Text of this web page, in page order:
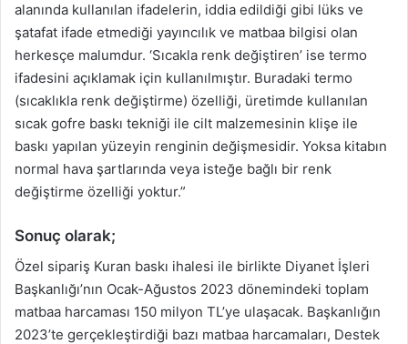
alanında kullanılan ifadelerin, iddia edildiği gibi lüks ve
şatafat ifade etmediği yayıncılık ve matbaa bilgisi olan
herkesçe malumdur. ‘Sıcakla renk değiştiren’ ise termo
ifadesini açıklamak için kullanılmıştır. Buradaki termo
(sıcaklıkla renk değiştirme) özelliği, üretimde kullanılan
sıcak gofre baskı tekniği ile cilt malzemesinin klişe ile
baskı yapılan yüzeyin renginin değişmesidir. Yoksa kitabın
normal hava şartlarında veya isteğe bağlı bir renk
değiştirme özelliği yoktur.”
Sonuç olarak;
Özel sipariş Kuran baskı ihalesi ile birlikte Diyanet İşleri
Başkanlığı’nın Ocak-Ağustos 2023 dönemindeki toplam
matbaa harcaması 150 milyon TL’ye ulaşacak. Başkanlığın
2023’te gerçekleştirdiği bazı matbaa harcamaları, Destek